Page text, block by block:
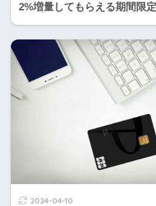
2%増量してもらえる期間限
2024-04-10